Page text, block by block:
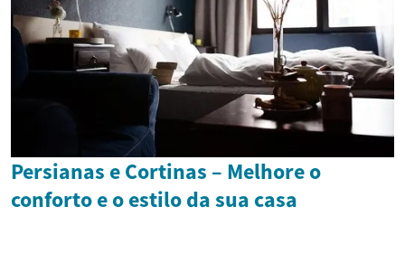
Persianas e Cortinas – Melhore o
conforto e o estilo da sua casa